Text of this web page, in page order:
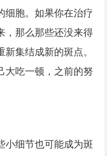
细胞。如果你在治疗
，那么那些还没来得
集结成新的斑点。
大吃一顿，之前的努
小细节也可能成为斑